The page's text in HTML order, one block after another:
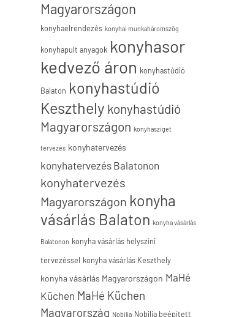
Magyarországon
konyhaelrendezés konyhai munkaháromszög
konyhapult anyagok konyhasor
kedvező áron konyhastúdió
Balaton konyhastúdió
Keszthely konyhastúdió
Magyarországon konyhasziget
tervezés konyhatervezés
konyhatervezés Balatonon
konyhatervezés
Magyarországon konyha
vásárlás Balaton konyha vásárlás
Balatonon konyha vásárlás helyszíni
tervezéssel konyha vásárlás Keszthely
konyha vásárlás Magyarországon MaHé
Küchen MaHé Küchen
Magyarország Nobilia Nobilia beépített